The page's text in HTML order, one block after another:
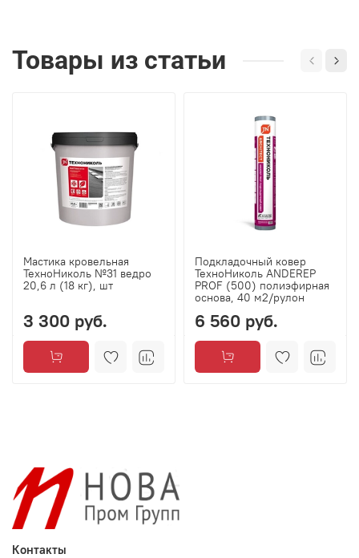
Товары из статьи
Мастика кровельная
ТехноНиколь №31 ведро
20,6 л (18 кг), шт
3 300 руб.
Подкладочный ковер
ТехноНиколь ANDEREP
PROF (500) полиэфирная
основа, 40 м2/рулон
6 560 руб.
Контакты